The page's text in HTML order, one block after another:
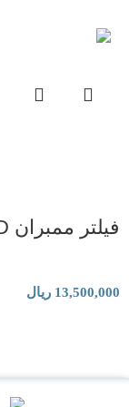
فیلتر ممبران GOLD
13,500,000 ریال